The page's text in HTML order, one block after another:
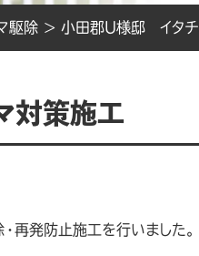
駆除 > 小田郡U様邸 イタチ
対策施工
再発防止施工を行いました。